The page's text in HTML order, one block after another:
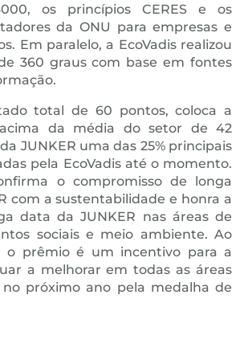
os princípios CERES e os
da ONU para empresas e
Em paralelo, a EcoVadis realizou
360 graus com base em fontes
total de 60 pontos, coloca a
da média do setor de 42
JUNKER uma das 25% principais
pela EcoVadis até o momento.
o compromisso de longa
com a sustentabilidade e honra a
data da JUNKER nas áreas de
sociais e meio ambiente. Ao
o prêmio é um incentivo para a
a melhorar em todas as áreas
próximo ano pela medalha de